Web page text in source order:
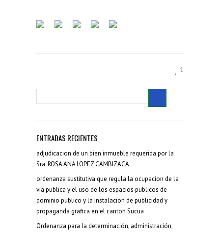
1
ENTRADAS RECIENTES
adjudicacion de un bien inmueble requerida por la
Sra. ROSA ANA LOPEZ CAMBIZACA
ordenanza sustitutiva que regula la ocupacion de la
via publica y el uso de los espacios publicos de
dominio publico y la instalacion de publicidad y
propaganda grafica en el canton Sucua
Ordenanza para la determinación, administración,